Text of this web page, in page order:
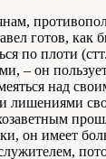
готов, как
по плоти
– он
над
лишениями
он имеет